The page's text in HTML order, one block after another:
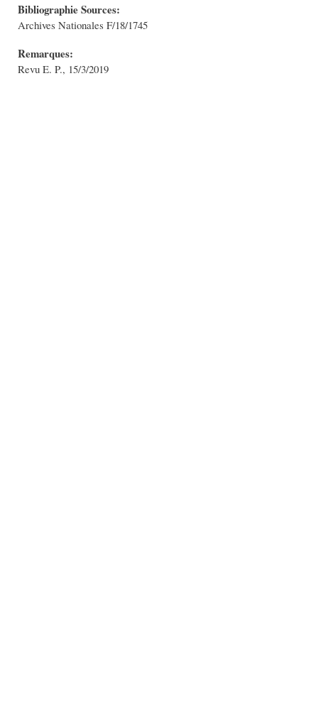
Bibliographie Sources:
Archives Nationales F/18/1745
Remarques:
Revu E. P., 15/3/2019